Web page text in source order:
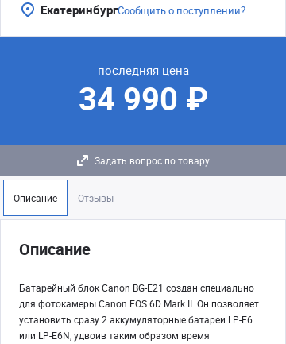
ЕкатеринбургСообщить о поступлении?
последняя цена
34 990 ₽
Задать вопрос по товару
Описание Отзывы
Описание
Батарейный блок Canon BG-E21 создан специально
для фотокамеры Canon EOS 6D Mark II. Он позволяет
установить сразу 2 аккумуляторные батареи LP-E6
или LP-E6N, удвоив таким образом время